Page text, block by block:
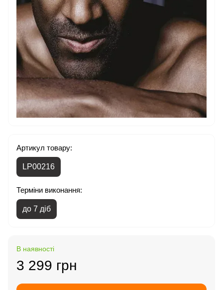
Артикул товару:
LP00216
Терміни виконання:
до 7 діб
В наявності
3 299 грн